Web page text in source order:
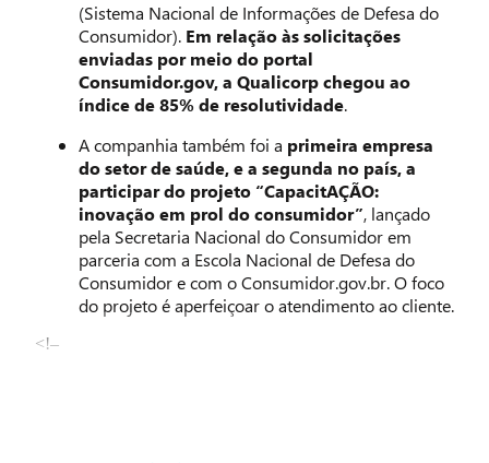
(Sistema Nacional de Informações de Defesa do
Consumidor). Em relação às solicitações
enviadas por meio do portal
Consumidor.gov, a Qualicorp chegou ao
índice de 85% de resolutividade.
A companhia também foi a primeira empresa
do setor de saúde, e a segunda no país, a
participar do projeto “CapacitAÇÃO:
inovação em prol do consumidor”, lançado
pela Secretaria Nacional do Consumidor em
parceria com a Escola Nacional de Defesa do
Consumidor e com o Consumidor.gov.br. O foco
do projeto é aperfeiçoar o atendimento ao cliente.
<!–